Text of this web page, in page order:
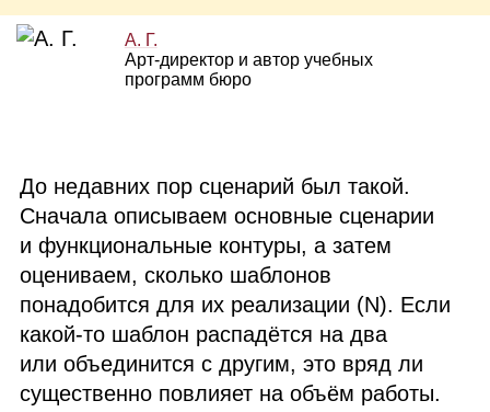
А. Г.
Арт‑директор и автор учебных
программ бюро
До недавних пор сценарий был такой.
Сначала описываем основные сценарии
и функциональные контуры, а затем
оцениваем, сколько шаблонов
понадобится для их реализации (N). Если
какой‑то шаблон распадётся на два
или объединится с другим, это вряд ли
существенно повлияет на объём работы.